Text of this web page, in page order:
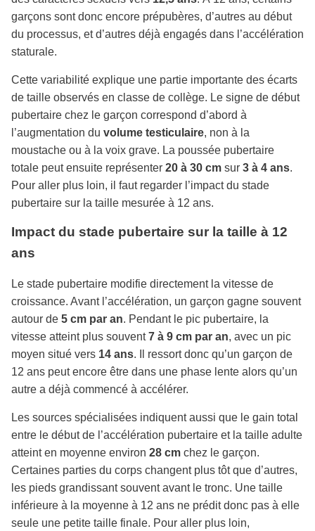
garçons sont donc encore prépubères, d’autres au début
du processus, et d’autres déjà engagés dans l’accélération
staturale.
Cette variabilité explique une partie importante des écarts
de taille observés en classe de collège. Le signe de début
pubertaire chez le garçon correspond d’abord à
l’augmentation du volume testiculaire, non à la
moustache ou à la voix grave. La poussée pubertaire
totale peut ensuite représenter 20 à 30 cm sur 3 à 4 ans.
Pour aller plus loin, il faut regarder l’impact du stade
pubertaire sur la taille mesurée à 12 ans.
Impact du stade pubertaire sur la taille à 12
ans
Le stade pubertaire modifie directement la vitesse de
croissance. Avant l’accélération, un garçon gagne souvent
autour de 5 cm par an. Pendant le pic pubertaire, la
vitesse atteint plus souvent7 à 9 cm par an, avec un pic
moyen situé vers 14 ans. Il ressort donc qu’un garçon de
12 ans peut encore être dans une phase lente alors qu’un
autre a déjà commencé à accélérer.
Les sources spécialisées indiquent aussi que le gain total
entre le début de l’accélération pubertaire et la taille adulte
atteint en moyenne environ 28 cm chez le garçon.
Certaines parties du corps changent plus tôt que d’autres,
les pieds grandissant souvent avant le tronc. Une taille
inférieure à la moyenne à 12 ans ne prédit donc pas à elle
seule une petite taille finale. Pour aller plus loin,